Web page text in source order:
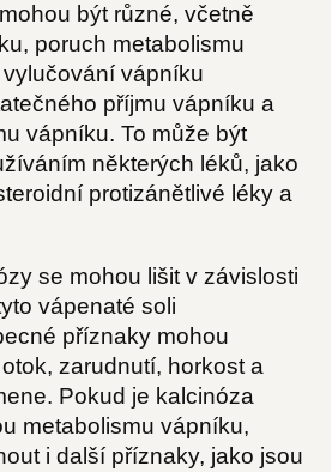
být různé, včetně
poruch metabolismu
vápníku
příjmu vápníku a
vápníku. To může být
některých léků, jako
protizánětlivé léky a
se mohou lišit v závislosti
vápenaté soli
příznaky mohou
zarudnutí, horkost a
Pokud je kalcinóza
metabolismu vápníku,
i další příznaky, jako jsou